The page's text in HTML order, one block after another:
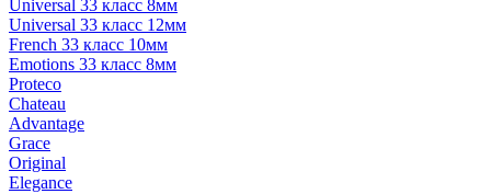
Universal 33 класс 8мм
Universal 33 класс 12мм
French 33 класс 10мм
Emotions 33 класс 8мм
Proteco
Chateau
Advantage
Grace
Original
Elegance